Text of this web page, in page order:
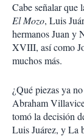
Cabe señalar que
El Mozo, Luis
hermanos Juan y
XVIII, así como
muchos más.
¿Qué piezas ya
Abraham
tomó la decisión
Luis Juárez, y La